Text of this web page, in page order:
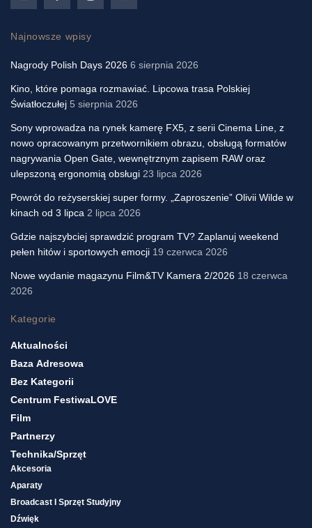
Najnowsze wpisy
Nagrody Polish Days 2026 6 sierpnia 2026
Kino, które pomaga rozmawiać. Lipcowa trasa Polskiej
Światłoczułej 5 sierpnia 2026
Sony wprowadza na rynek kamerę FX5, z serii Cinema Line, z
nowo opracowanym przetwornikiem obrazu, obsługą formatów
nagrywania Open Gate, wewnętrznym zapisem RAW oraz
ulepszoną ergonomią obsługi 23 lipca 2026
Powrót do reżyserskiej super formy. „Zaproszenie” Olivii Wilde w
kinach od 3 lipca 2 lipca 2026
Gdzie najszybciej sprawdzić program TV? Zaplanuj weekend
pełen hitów i sportowych emocji 19 czerwca 2026
Nowe wydanie magazynu Film&TV Kamera 2/2026 18 czerwca
2026
Kategorie
Aktualności
Baza Adresowa
Bez Kategorii
Centrum FestiwaLOVE
Film
Partnerzy
Technika/sprzęt
Akcesoria
Aparaty
Broadcast I Sprzęt Studyjny
Dźwięk